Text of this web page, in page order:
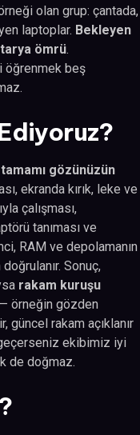
olan grup: çantada,
laptoplar. Bekleyen
ömrü.
öğrenmek beş
tamamı gözünüzün
ekranda kırık, leke ve
çalışması,
tanıması ve
RAM ve depolamanın
Sonuç,
rakam kuruşu
örneğin gözden
güncel rakam açıklanır
ekibimiz iyi
de doğmaz.